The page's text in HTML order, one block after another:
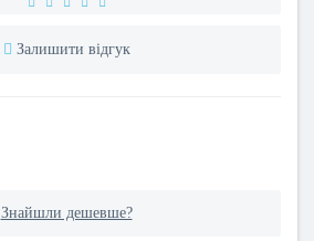
Залишити відгук
Знайшли дешевше?